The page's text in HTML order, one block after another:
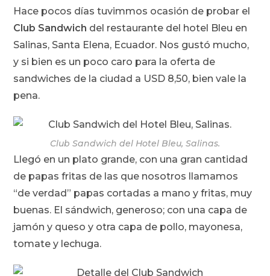
Hace pocos días tuvimmos ocasión de probar el
Club Sandwich del restaurante del hotel Bleu en
Salinas, Santa Elena, Ecuador. Nos gustó mucho,
y si bien es un poco caro para la oferta de
sandwiches de la ciudad a USD 8,50, bien vale la
pena.
Club Sandwich del Hotel Bleu, Salinas.
Llegó en un plato grande, con una gran cantidad
de papas fritas de las que nosotros llamamos
“de verdad” papas cortadas a mano y fritas, muy
buenas. El sándwich, generoso; con una capa de
jamón y queso y otra capa de pollo, mayonesa,
tomate y lechuga.